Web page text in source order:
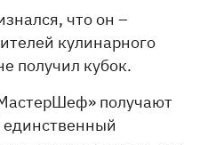
что он –
кулинарного
получил кубок.
получают
единственный